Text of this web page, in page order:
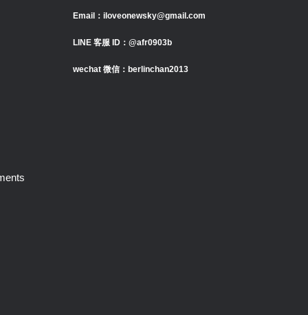
Email：iloveonewsky@gmail.com
LINE 客服 ID：@afr0903b
wechat 微信：berlinchan2013